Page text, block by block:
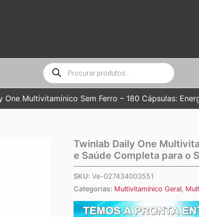
Pesquisar
produtos
One Multivitamínico Sem Ferro – 180 Cápsulas:
Twinlab Daily One
e Saúde Completa para o
SKU: Ve-027434003551
Categorias: Multivitamínico Geral,